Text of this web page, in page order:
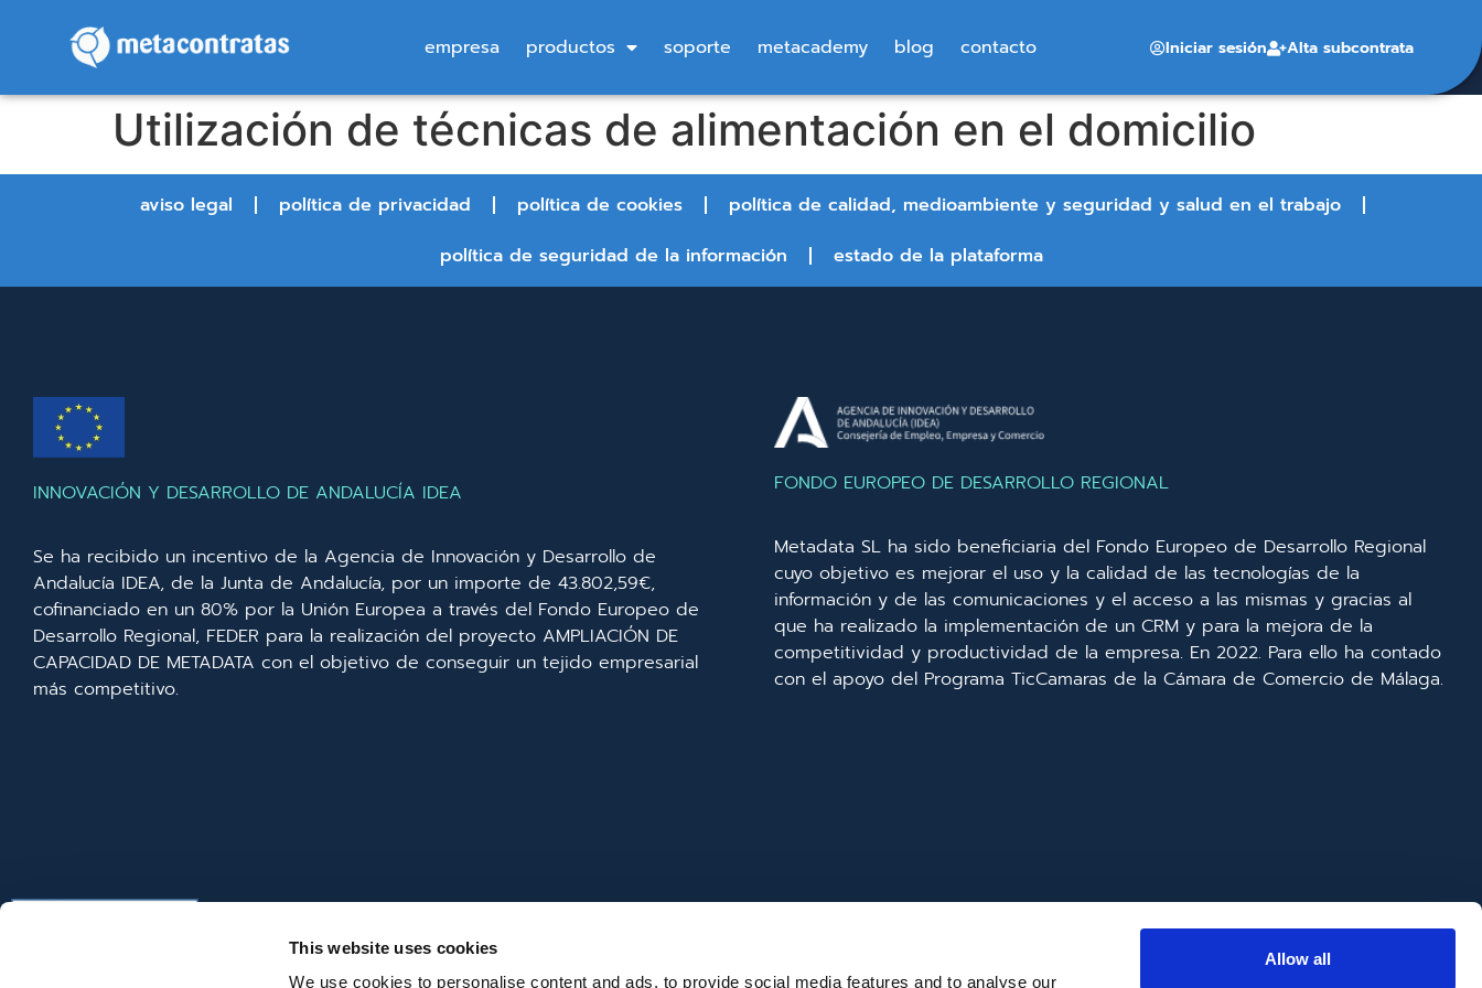
This website uses cookies
We use cookies to personalise content and ads, to provide social media features and to analyse our
Allow all
empresa productos soporte metacademy blog contacto Iniciar sesión Alta subcontrata
Utilización de técnicas de alimentación en el domicilio
aviso legal política de privacidad política de cookies
política de calidad, medioambiente y seguridad y salud en el trabajo
política de seguridad de la información
estado de la plataforma
INNOVACIÓN Y DESARROLLO DE ANDALUCÍA IDEA
Se ha recibido un incentivo de la Agencia de Innovación y Desarrollo de
Andalucía IDEA, de la Junta de Andalucía, por un importe de 43.802,59€,
cofinanciado en un 80% por la Unión Europea a través del Fondo Europeo de
Desarrollo Regional, FEDER para la realización del proyecto AMPLIACIÓN DE
CAPACIDAD DE METADATA con el objetivo de conseguir un tejido empresarial
más competitivo.
FONDO EUROPEO DE DESARROLLO REGIONAL
Metadata SL ha sido beneficiaria del Fondo Europeo de Desarrollo Regional
cuyo objetivo es mejorar el uso y la calidad de las tecnologías de la
información y de las comunicaciones y el acceso a las mismas y gracias al
que ha realizado la implementación de un CRM y para la mejora de la
competitividad y productividad de la empresa. En 2022. Para ello ha contado
con el apoyo del Programa TicCamaras de la Cámara de Comercio de Málaga.